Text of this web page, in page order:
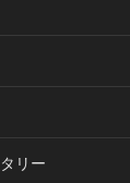
リー